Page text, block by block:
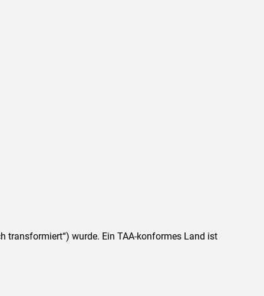
transformiert“) wurde. Ein TAA-konformes Land ist